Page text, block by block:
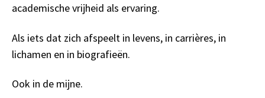
academische vrijheid als ervaring.
Als iets dat zich afspeelt in levens, in carrières, in
lichamen en in biografieën.
Ook in de mijne.